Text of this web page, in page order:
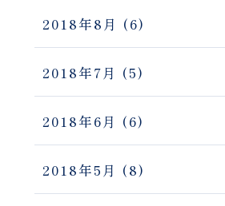
2018年8月 (6)
2018年7月 (5)
2018年6月 (6)
2018年5月 (8)